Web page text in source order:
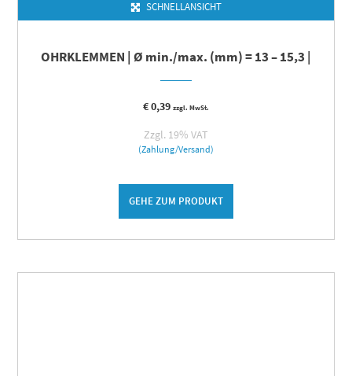
SCHNELLANSICHT
OHRKLEMMEN | Ø min./max. (mm) = 13 – 15,3 |
€0,39 zzgl. MwSt.
Zzgl. 19% VAT
(Zahlung/Versand)
GEHE ZUM PRODUKT